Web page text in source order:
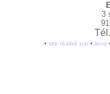
3
• site réalisé par• liens